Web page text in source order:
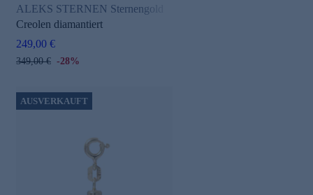
ALEKS STERNEN Sternengold
Creolen diamantiert
249,00 €
349,00 € -28%
AUSVERKAUFT